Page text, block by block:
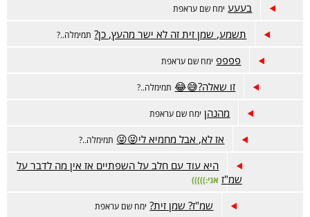
בעעע ימח שם עראפת
תשמע, שמן זית זה לא ישר מהעץ, כן? תמימלה..?
פפפפ ימח שם עראפת
זו שאלה?😅😂 תמימלה..?
מהנהן ימח שם עראפת
אז לא, אבל מחמיא לי😜😜 תמימלה..?
היא עוד עם חלב על השפתיים אז אין מה לדבר על
שמ"ז אני:)))))
שמ"ז? שמן זית? ימח שם עראפת